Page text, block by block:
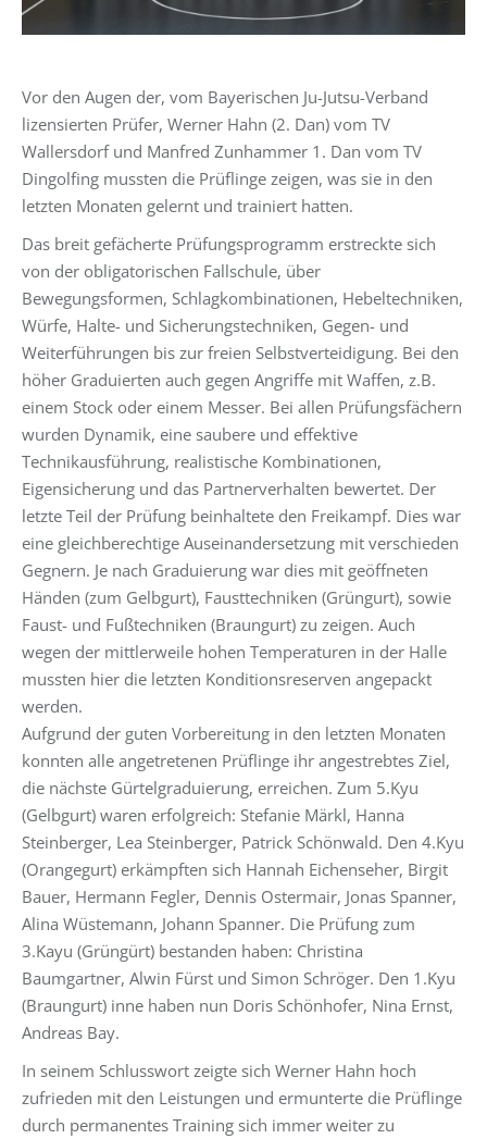
Vor den Augen der, vom Bayerischen Ju-Jutsu-Verband
lizensierten Prüfer, Werner Hahn (2. Dan) vom TV
Wallersdorf und Manfred Zunhammer 1. Dan vom TV
Dingolfing mussten die Prüflinge zeigen, was sie in den
letzten Monaten gelernt und trainiert hatten.
Das breit gefächerte Prüfungsprogramm erstreckte sich
von der obligatorischen Fallschule, über
Bewegungsformen, Schlagkombinationen, Hebeltechniken,
Würfe, Halte- und Sicherungstechniken, Gegen- und
Weiterführungen bis zur freien Selbstverteidigung. Bei den
höher Graduierten auch gegen Angriffe mit Waffen, z.B.
einem Stock oder einem Messer. Bei allen Prüfungsfächern
wurden Dynamik, eine saubere und effektive
Technikausführung, realistische Kombinationen,
Eigensicherung und das Partnerverhalten bewertet. Der
letzte Teil der Prüfung beinhaltete den Freikampf. Dies war
eine gleichberechtige Auseinandersetzung mit verschieden
Gegnern. Je nach Graduierung war dies mit geöffneten
Händen (zum Gelbgurt), Fausttechniken (Grüngurt), sowie
Faust- und Fußtechniken (Braungurt) zu zeigen. Auch
wegen der mittlerweile hohen Temperaturen in der Halle
mussten hier die letzten Konditionsreserven angepackt
werden.
Aufgrund der guten Vorbereitung in den letzten Monaten
konnten alle angetretenen Prüflinge ihr angestrebtes Ziel,
die nächste Gürtelgraduierung, erreichen. Zum 5.Kyu
(Gelbgurt) waren erfolgreich: Stefanie Märkl, Hanna
Steinberger, Lea Steinberger, Patrick Schönwald. Den 4.Kyu
(Orangegurt) erkämpften sich Hannah Eichenseher, Birgit
Bauer, Hermann Fegler, Dennis Ostermair, Jonas Spanner,
Alina Wüstemann, Johann Spanner. Die Prüfung zum
3.Kayu (Grüngürt) bestanden haben: Christina
Baumgartner, Alwin Fürst und Simon Schröger. Den 1.Kyu
(Braungurt) inne haben nun Doris Schönhofer, Nina Ernst,
Andreas Bay.
In seinem Schlusswort zeigte sich Werner Hahn hoch
zufrieden mit den Leistungen und ermunterte die Prüflinge
durch permanentes Training sich immer weiter zu